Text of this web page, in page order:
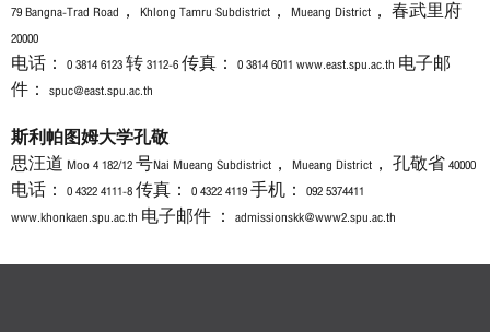
79 Bangna-Trad Road， Khlong Tamru Subdistrict， Mueang District， 春武里府
20000
电话： 0 3814 6123 转 3112-6 传真： 0 3814 6011 www.east.spu.ac.th 电子邮
件： spuc@east.spu.ac.th
斯利帕图姆大学孔敬
思汪道 Moo 4 182/12 号Nai Mueang Subdistrict， Mueang District， 孔敬省 40000
电话： 0 4322 4111-8 传真： 0 4322 4119 手机： 092 5374411
www.khonkaen.spu.ac.th 电子邮件 ： admissionskk@www2.spu.ac.th